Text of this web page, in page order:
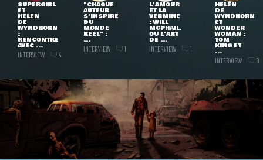
SUPERGIRL
ET
HELEN
DE
WYNDHORN
:
RENCONTRE
AVEC ...
INTERVIEW 4
"CHAQUE
AUTEUR
S'INSPIRE
DU
MONDE
RÉEL" :
...
INTERVIEW 1
L'AMOUR
ET LA
VERMINE
: WILL
MCPHAIL,
OU L'ART
DE ...
INTERVIEW 1
HELEN
DE
WYNDHORN
ET
WONDER
WOMAN :
TOM
KING ET
...
INTERVIEW 3